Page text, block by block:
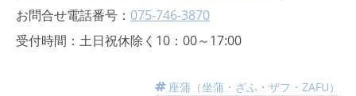
お問合せ電話番号： 075-746-3870
受付時間：土日祝休除く10：00～17:00
座蒲（坐蒲・ざふ・ザフ・ZAFU）